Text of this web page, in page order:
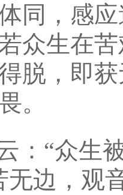
同，感
众生在
脱，即
。
：“众
无边，观